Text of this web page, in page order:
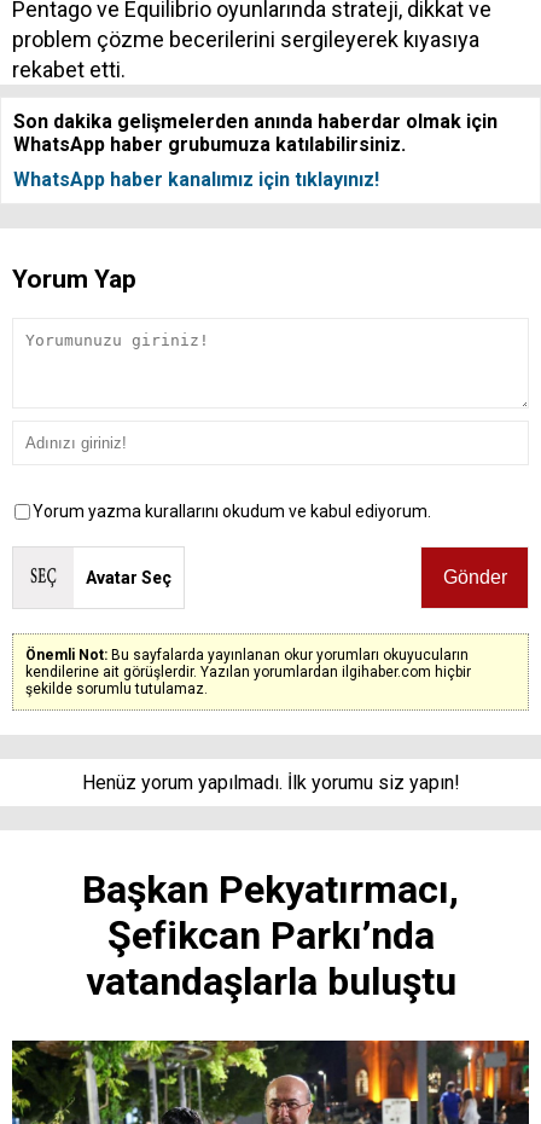
Pentago ve Equilibrio oyunlarında strateji, dikkat ve
problem çözme becerilerini sergileyerek kıyasıya
rekabet etti.
Son dakika gelişmelerden anında haberdar olmak için
WhatsApp haber grubumuza katılabilirsiniz.
WhatsApp haber kanalımız için tıklayınız!
Yorum Yap
Yorum yazma kurallarını okudum ve kabul ediyorum.
Avatar Seç
Önemli Not: Bu sayfalarda yayınlanan okur yorumları okuyucuların
kendilerine ait görüşlerdir. Yazılan yorumlardan ilgihaber.com hiçbir
şekilde sorumlu tutulamaz.
Henüz yorum yapılmadı. İlk yorumu siz yapın!
Başkan Pekyatırmacı,
Şefikcan Parkı’nda
vatandaşlarla buluştu